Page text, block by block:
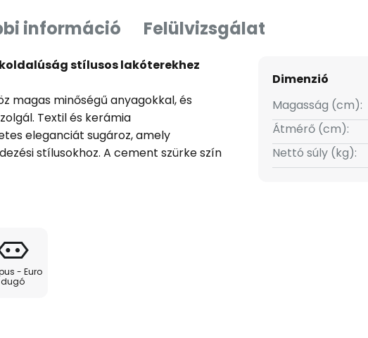
információ Felülvizsgálat
stílusos lakóterekhez
magas minőségű anyagokkal, és
Textil és kerámia
eleganciát sugároz, amely
stílusokhoz. A cement szürke szín
amely kellemes légkört teremt a
rugalmasságot is kínál. A
és a kívánt hangulat
a nappaliban, akár
- Euro
dugó
Dimenzió
Magasság (cm):
Átmérő (cm):
Nettó súly (kg):